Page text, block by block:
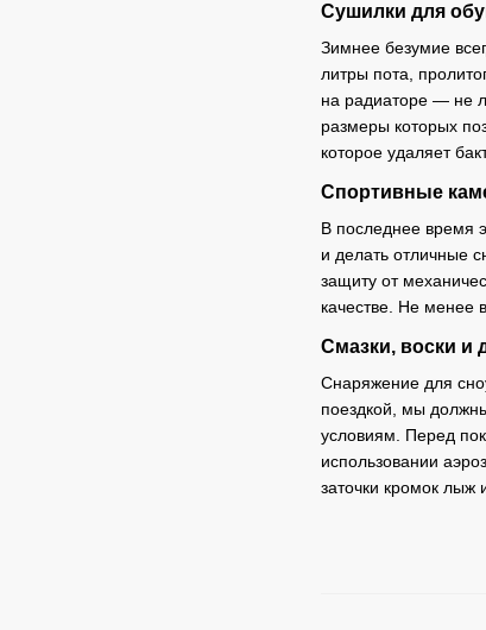
Сушилки для
Зимнее безумие
литры пота,
на радиаторе — не
размеры которых
которое удаляет
Спортивные
В последнее время
и делать отличные
защиту от
качестве. Не менее
Смазки, воски и
Снаряжение для
поездкой, мы
условиям. Перед
использовании
заточки кромок лыж